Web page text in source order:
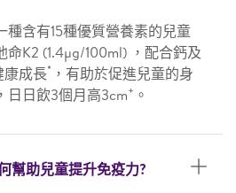
種含有15種優質營養素的兒童
命K2 (1.4μg/100ml) ，配合鈣及
康成長* ，有助於促進兒童的身
日日飲3個月高3cm+ 。
幫助兒童提升免疫力?